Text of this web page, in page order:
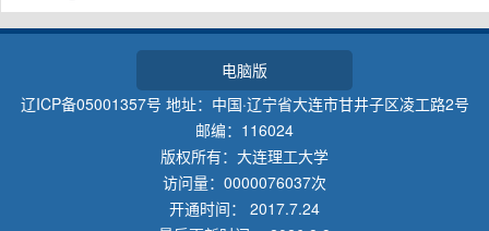
电脑版
辽ICP备05001357号 地址：中国·辽宁省大连市甘井子区凌工路2号
邮编：116024
版权所有：大连理工大学
访问量： 0000076037次
开通时间： 2017.7.24